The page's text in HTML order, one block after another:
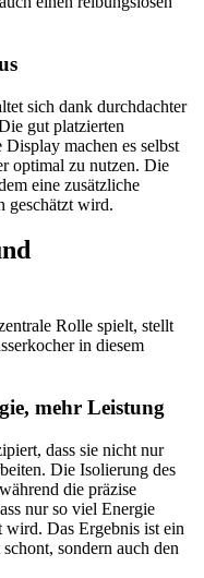
sich dank durchdachter
gut platzierten
machen es selbst
optimal zu nutzen. Die
eine zusätzliche
geschätzt wird.
Rolle spielt, stellt
in diesem
mehr Leistung
dass sie nicht nur
Die Isolierung des
die präzise
nur so viel Energie
Das Ergebnis ist ein
sondern auch den